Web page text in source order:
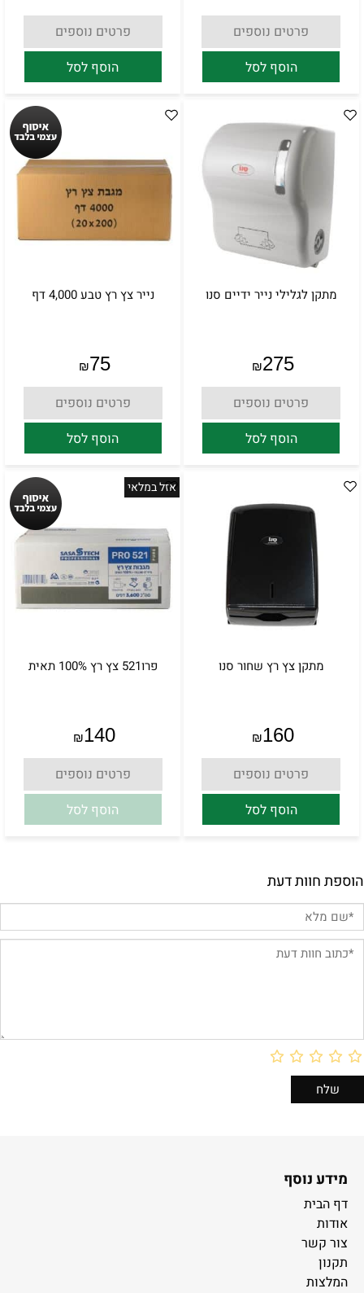
פרטים נוספים
הוסף לסל
פרטים נוספים
הוסף לסל
מתקן לגלילי נייר ידיים סנו
₪275
פרטים נוספים
הוסף לסל
נייר צץ רץ טבע 4,000 דף
₪75
פרטים נוספים
הוסף לסל
מתקן צץ רץ שחור סנו
₪160
פרטים נוספים
הוסף לסל
אזל במלאי
פרו521 צץ רץ 100% תאית
₪140
פרטים נוספים
הוסף לסל
הוספת חוות דעת
מידע נוסף
דף הבית
אודות
צור קשר
תקנון
המלצות